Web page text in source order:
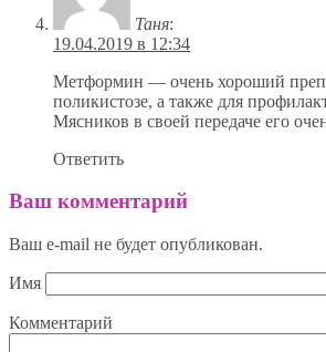
Таня:
19.04.2019 в 12:34
Метформин — очень хороший
поликистозе, а также для
Мясников в своей передаче его
Ответить
Ваш комментарий
Ваш e-mail не будет опубликован.
Имя
Комментарий